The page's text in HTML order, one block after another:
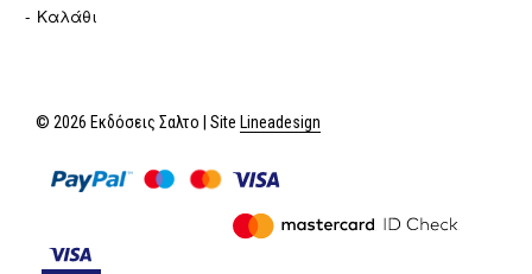
Καλάθι
© 2026 Εκδόσεις Σαλτο | Site Lineadesign